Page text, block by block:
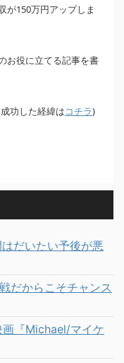
が150万円アップしま
お役に立てる記事を書
功した経緯はコチラ)
だいたい予後が悪
だからこそチャンス
画『Michael/マイケ